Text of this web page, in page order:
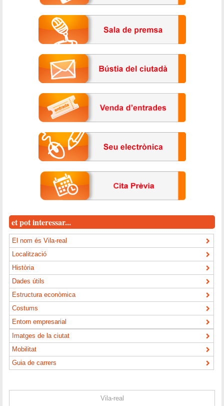
et pot interessar...
El nom és Vila-real
Localització
Història
Dades útils
Estructura econòmica
Costums
Entorn empresarial
Imatges de la ciutat
Mobilitat
Guia de carrers
Vila-real